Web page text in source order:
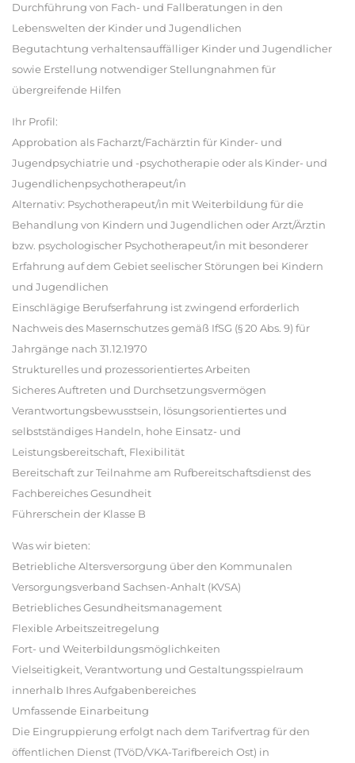
Durchführung von Fach- und Fallberatungen in den
Lebenswelten der Kinder und Jugendlichen
Begutachtung verhaltensauffälliger Kinder und Jugendlicher
sowie Erstellung notwendiger Stellungnahmen für
übergreifende Hilfen
Ihr Profil:
Approbation als Facharzt/Fachärztin für Kinder- und
Jugendpsychiatrie und -psychotherapie oder als Kinder- und
Jugendlichenpsychotherapeut/in
Alternativ: Psychotherapeut/in mit Weiterbildung für die
Behandlung von Kindern und Jugendlichen oder Arzt/Ärztin
bzw. psychologischer Psychotherapeut/in mit besonderer
Erfahrung auf dem Gebiet seelischer Störungen bei Kindern
und Jugendlichen
Einschlägige Berufserfahrung ist zwingend erforderlich
Nachweis des Masernschutzes gemäß IfSG (§ 20 Abs. 9) für
Jahrgänge nach 31.12.1970
Strukturelles und prozessorientiertes Arbeiten
Sicheres Auftreten und Durchsetzungsvermögen
Verantwortungsbewusstsein, lösungsorientiertes und
selbstständiges Handeln, hohe Einsatz- und
Leistungsbereitschaft, Flexibilität
Bereitschaft zur Teilnahme am Rufbereitschaftsdienst des
Fachbereiches Gesundheit
Führerschein der Klasse B
Was wir bieten:
Betriebliche Altersversorgung über den Kommunalen
Versorgungsverband Sachsen-Anhalt (KVSA)
Betriebliches Gesundheitsmanagement
Flexible Arbeitszeitregelung
Fort- und Weiterbildungsmöglichkeiten
Vielseitigkeit, Verantwortung und Gestaltungsspielraum
innerhalb Ihres Aufgabenbereiches
Umfassende Einarbeitung
Die Eingruppierung erfolgt nach dem Tarifvertrag für den
öffentlichen Dienst (TVöD/VKA-Tarifbereich Ost) in